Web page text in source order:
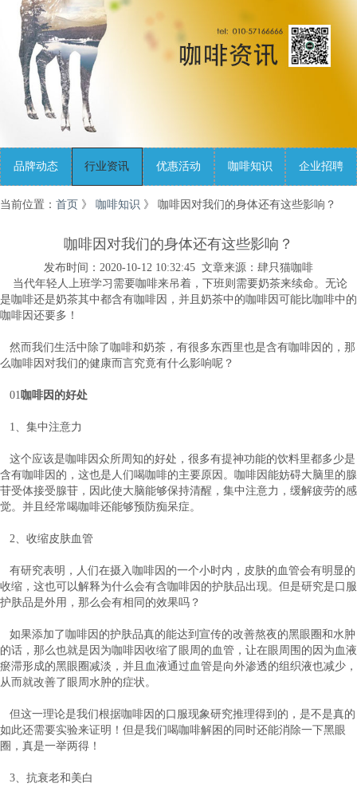
品牌动态 行业资讯 优惠活动 咖啡知识 企业招聘
当前位置： 首页 》 咖啡知识 》 咖啡因对我们的身体还有这些影响？
咖啡因对我们的身体还有这些影响？
发布时间：2020-10-12 10:32:45 文章来源：肆只猫咖啡
当代年轻人上班学习需要咖啡来吊着，下班则需要奶茶来续命。无论
是咖啡还是奶茶其中都含有咖啡因，并且奶茶中的咖啡因可能比咖啡中的
咖啡因还要多！
然而我们生活中除了咖啡和奶茶，有很多东西里也是含有咖啡因的，那
么咖啡因对我们的健康而言究竟有什么影响呢？
01咖啡因的好处
1、集中注意力
这个应该是咖啡因众所周知的好处，很多有提神功能的饮料里都多少是
含有咖啡因的，这也是人们喝咖啡的主要原因。咖啡因能妨碍大脑里的腺
苷受体接受腺苷，因此使大脑能够保持清醒，集中注意力，缓解疲劳的感
觉。并且经常喝咖啡还能够预防痴呆症。
2、收缩皮肤血管
有研究表明，人们在摄入咖啡因的一个小时内，皮肤的血管会有明显的
收缩，这也可以解释为什么会有含咖啡因的护肤品出现。但是研究是口服
护肤品是外用，那么会有相同的效果吗？
如果添加了咖啡因的护肤品真的能达到宣传的改善熬夜的黑眼圈和水肿
的话，那么也就是因为咖啡因收缩了眼周的血管，让在眼周围的因为血液
瘀滞形成的黑眼圈减淡，并且血液通过血管是向外渗透的组织液也减少，
从而就改善了眼周水肿的症状。
但这一理论是我们根据咖啡因的口服现象研究推理得到的，是不是真的
如此还需要实验来证明！但是我们喝咖啡解困的同时还能消除一下黑眼
圈，真是一举两得！
3、抗衰老和美白